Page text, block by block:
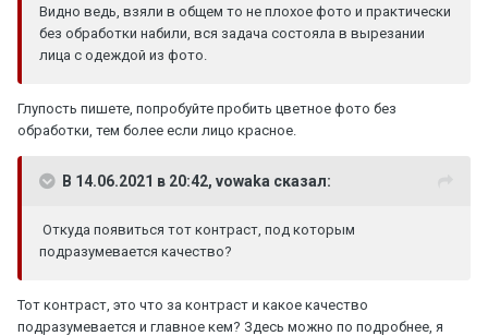
Видно ведь, взяли в общем то не плохое фото и практически
без обработки набили, вся задача состояла в вырезании
лица с одеждой из фото.
Глупость пишете, попробуйте пробить цветное фото без
обработки, тем более если лицо красное.
В 14.06.2021 в 20:42, vowaka сказал:
Откуда появиться тот контраст, под которым
подразумевается качество?
Тот контраст, это что за контраст и какое качество
подразумевается и главное кем? Здесь можно по подробнее, я